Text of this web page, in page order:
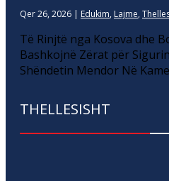
Qer 26, 2026 | Edukim, Lajme,
Të Rinjtë nga Kosova dhe
Bashkojnë Zërat për
Shëndetin Mendor Në
THELLESISHT